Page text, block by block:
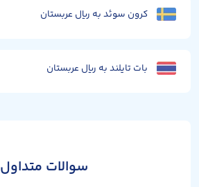
کرون سوئد به ریال عربستان
بات تایلند به ریال عربستان
سوالات متداول